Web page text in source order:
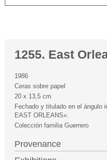
1255. East
1986
Ceras sobre papel
20 x 13,5 cm
Fechado y titulado en el ángulo
EAST ORLEANS».
Colección familia Guerrero
Provenance